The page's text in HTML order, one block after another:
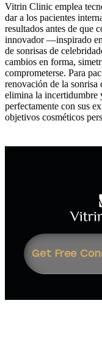
Vitrin Clinic emplea
dar a los pacientes
resultados antes de que
innovador —inspirado
de sonrisas de
cambios en forma,
comprometerse. Para
renovación de la
elimina la incertidumbre
perfectamente con sus
objetivos cosméticos